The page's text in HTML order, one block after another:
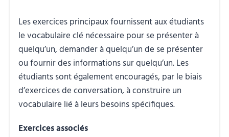
Les exercices principaux fournissent aux étudiants
le vocabulaire clé nécessaire pour se présenter à
quelqu’un, demander à quelqu’un de se présenter
ou fournir des informations sur quelqu’un. Les
étudiants sont également encouragés, par le biais
d’exercices de conversation, à construire un
vocabulaire lié à leurs besoins spécifiques.
Exercices associés